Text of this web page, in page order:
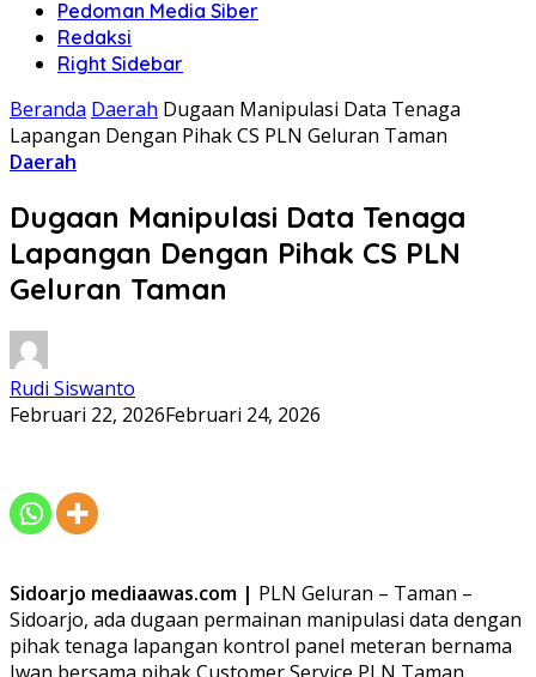
Pedoman Media Siber
Redaksi
Right Sidebar
Beranda Daerah Dugaan Manipulasi Data Tenaga
Lapangan Dengan Pihak CS PLN Geluran Taman
Daerah
Dugaan Manipulasi Data Tenaga
Lapangan Dengan Pihak CS PLN
Geluran Taman
Rudi Siswanto
Februari 22, 2026Februari 24, 2026
Sidoarjo mediaawas.com | PLN Geluran – Taman –
Sidoarjo, ada dugaan permainan manipulasi data dengan
pihak tenaga lapangan kontrol panel meteran bernama